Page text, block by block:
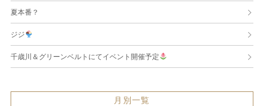
夏本番？
ジジ
千歳川＆グリーンベルトにてイベント開催予定
月別一覧